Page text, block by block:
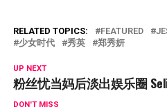
RELATED TOPICS: FEATURED
少女时代
秀英 郑秀妍
UP NEXT
粉丝忧当妈后淡出娱乐圈
DON'T MISS